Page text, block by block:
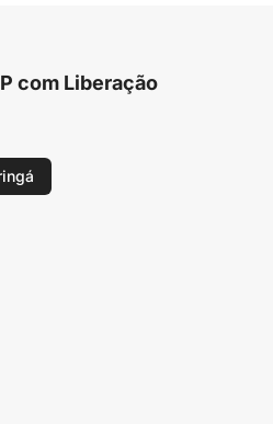
com Liberação